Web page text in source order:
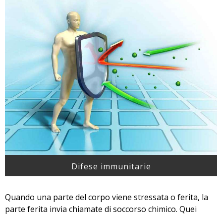
Difese immunitarie
Quando una parte del corpo viene stressata o ferita, la
parte ferita invia chiamate di soccorso chimico. Quei